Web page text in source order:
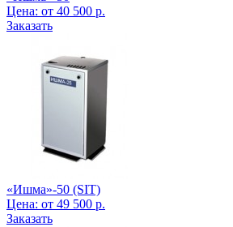
Цена: от 40 500 р.
Заказать
«Ишма»-50 (SIT)
Цена: от 49 500 р.
Заказать